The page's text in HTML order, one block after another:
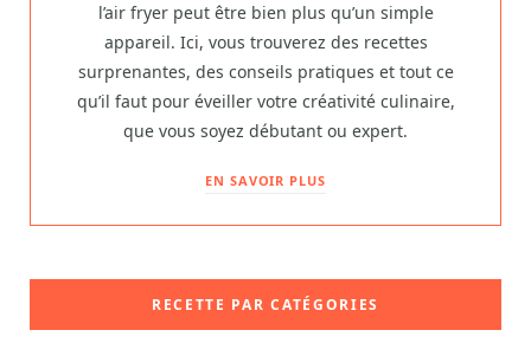
l’air fryer peut être bien plus qu’un simple
appareil. Ici, vous trouverez des recettes
surprenantes, des conseils pratiques et tout ce
qu’il faut pour éveiller votre créativité culinaire,
que vous soyez débutant ou expert.
EN SAVOIR PLUS
RECETTE PAR CATÉGORIES